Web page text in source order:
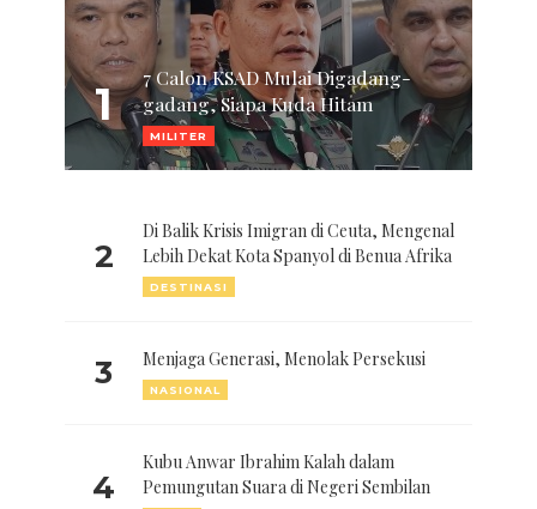
1
7 Calon KSAD Mulai Digadang-
gadang, Siapa Kuda Hitam
MILITER
2
Di Balik Krisis Imigran di Ceuta, Mengenal
Lebih Dekat Kota Spanyol di Benua Afrika
DESTINASI
3 Menjaga Generasi, Menolak Persekusi
NASIONAL
4
Kubu Anwar Ibrahim Kalah dalam
Pemungutan Suara di Negeri Sembilan